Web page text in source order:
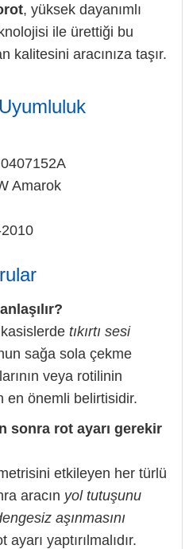
, yüksek dayanımlı
ile ürettiği bu
kalitesini aracınıza taşır.
Amarok
tıkırtı sesi
sağa sola çekme
veya rotilinin
en önemli belirtisidir.
sonra rot ayarı gerekir
etkileyen her türlü
aracın yol tutuşunu
aşınmasını
ayarı yaptırılmalıdır.